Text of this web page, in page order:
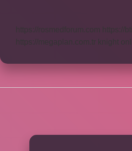
https://rosmedforum.com
https://
https://megaplan.com.tr
knight